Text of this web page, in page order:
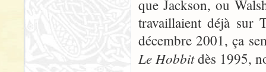
que Jackson, ou
travaillaient déjà sur
décembre 2001, ça
Le Hobbitdès 1995,